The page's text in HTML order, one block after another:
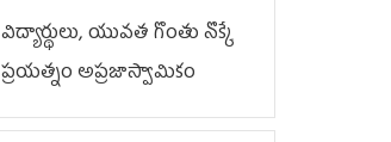
విద్యార్థులు, యువత గొంతు నొక్కే
ప్రయత్నం అప్రజాస్వామికం